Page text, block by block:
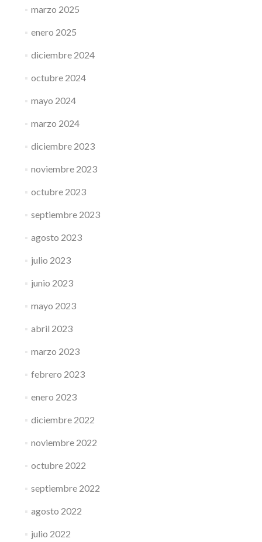
marzo 2025
enero 2025
diciembre 2024
octubre 2024
mayo 2024
marzo 2024
diciembre 2023
noviembre 2023
octubre 2023
septiembre 2023
agosto 2023
julio 2023
junio 2023
mayo 2023
abril 2023
marzo 2023
febrero 2023
enero 2023
diciembre 2022
noviembre 2022
octubre 2022
septiembre 2022
agosto 2022
julio 2022